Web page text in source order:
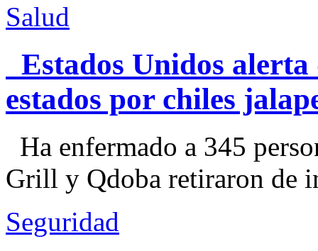
Salud
Estados Unidos alerta
estados por chiles
Ha enfermado a 345
Grill y Qdoba retiraron de
Seguridad